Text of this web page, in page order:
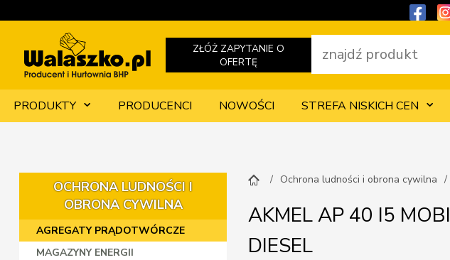
ZŁÓŻ ZAPYTANIE O
OFERTĘ
PRODUKTY PRODUCENCI NOWOŚCI STREFA NISKICH CEN
OCHRONA LUDNOŚCI I
OBRONA CYWILNA
AGREGATY PRĄDOTWÓRCZE
MAGAZYNY ENERGII
Ochrona ludności i obrona cywilna
AKMEL AP 40 I5
DIESEL